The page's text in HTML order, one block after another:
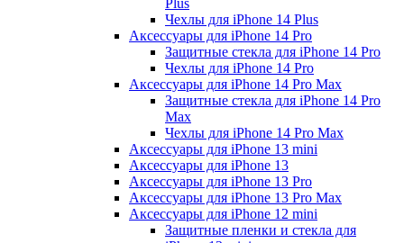
Чехлы для iPhone 14 Plus
Аксессуары для iPhone 14 Pro
Защитные стекла для iPhone 14 Pro
Чехлы для iPhone 14 Pro
Аксессуары для iPhone 14 Pro Max
Защитные стекла для iPhone 14 Pro
Max
Чехлы для iPhone 14 Pro Max
Аксессуары для iPhone 13 mini
Аксессуары для iPhone 13
Аксессуары для iPhone 13 Pro
Аксессуары для iPhone 13 Pro Max
Аксессуары для iPhone 12 mini
Защитные пленки и стекла для